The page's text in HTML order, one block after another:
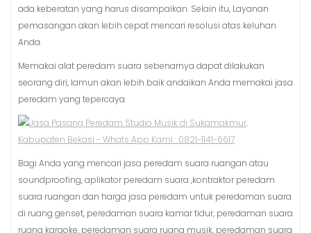
ada keberatan yang harus disampaikan. Selain itu, Layanan
pemasangan akan lebih cepat mencari resolusi atas keluhan
Anda.
Memakai alat peredam suara sebenarnya dapat dilakukan
seorang diri, lamun akan lebih baik andaikan Anda memakai jasa
peredam yang tepercaya.
Bagi Anda yang mencari jasa peredam suara ruangan atau
soundproofing, aplikator peredam suara ,kontraktor peredam
suara ruangan dan harga jasa peredam untuk peredaman suara
di ruang genset, peredaman suara kamar tidur, peredaman suara
ruang karaoke, peredaman suara ruang musik, peredaman suara